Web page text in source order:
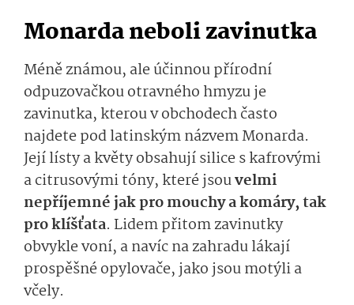
Monarda neboli zavinutka
Méně známou, ale účinnou přírodní
odpuzovačkou otravného hmyzu je
zavinutka, kterou v obchodech často
najdete pod latinským názvem Monarda.
Její lísty a květy obsahují silice s kafrovými
a citrusovými tóny, které jsouvelmi
nepříjemné jak pro mouchy a komáry, tak
pro klíšťata. Lidem přitom zavinutky
obvykle voní, a navíc na zahradu lákají
prospěšné opylovače, jako jsou motýli a
včely.